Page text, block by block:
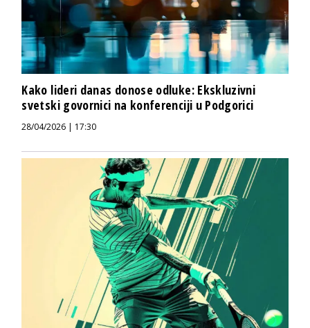
Kako lideri danas donose odluke: Ekskluzivni
svetski govornici na konferenciji u Podgorici
28/04/2026 | 17:30